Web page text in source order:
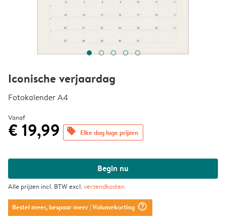
Iconische verjaardag
Fotokalender A4
Vanaf
€ 19,99 offers Elke dag lage prijzen
Begin nu
Alle prijzen incl. BTW excl.verzendkosten
Bestel meer, bespaar meer| Volumekorting question_mark_circle